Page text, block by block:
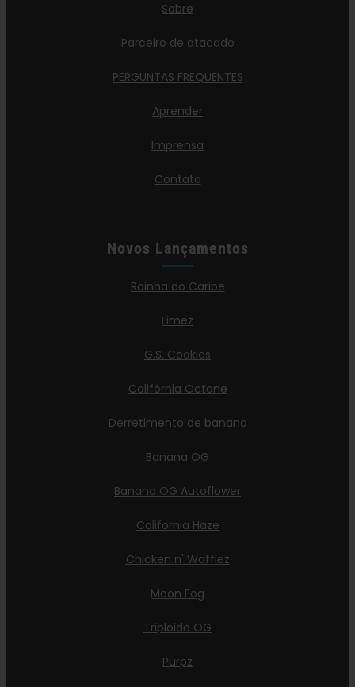
Sobre
Parceiro de atacado
PERGUNTAS FREQUENTES
Aprender
Imprensa
Contato
Novos Lançamentos
Rainha do Caribe
Limez
G.S. Cookies
Califórnia Octane
Derretimento de banana
Banana OG
Banana OG Autoflower
California Haze
Chicken n' Wafflez
Moon Fog
Triploide OG
Purpz